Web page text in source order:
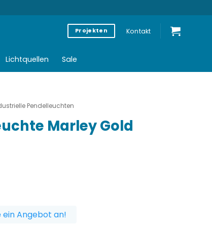
Projekten Kontakt
Lichtquellen Sale
Pendelleuchten
Marley Gold
ein Angebot an!